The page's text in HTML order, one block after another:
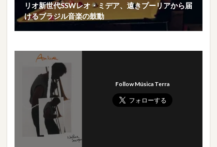
リオ新世代SSWレオ・ミデア、遠きプーリアから届
けるブラジル音楽の鼓動
Follow Música Terra